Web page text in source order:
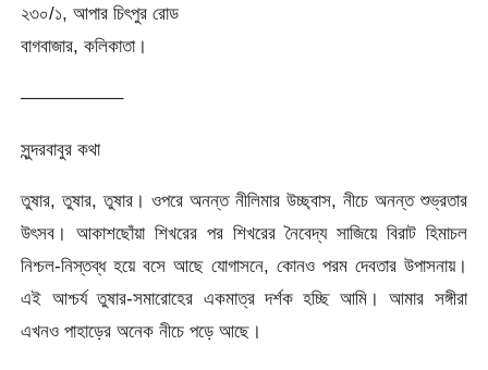
২৩০/১, আপার চিৎপুর রোড
বাগবাজার, কলিকাতা।
—————–
সুন্দরবাবুর কথা
তুষার, তুষার, তুষার। ওপরে অনন্ত নীলিমার উচ্ছ্বাস, নীচে অনন্ত শুভ্রতার
উৎসব। আকাশছোঁয়া শিখরের পর শিখরের নৈবেদ্য সাজিয়ে বিরাট হিমাচল
নিশ্চল-নিস্তব্ধ হয়ে বসে আছে যোগাসনে, কোনও পরম দেবতার উপাসনায়।
এই আশ্চর্য তুষার-সমারোহের একমাত্র দর্শক হচ্ছি আমি। আমার সঙ্গীরা
এখনও পাহাড়ের অনেক নীচে পড়ে আছে।